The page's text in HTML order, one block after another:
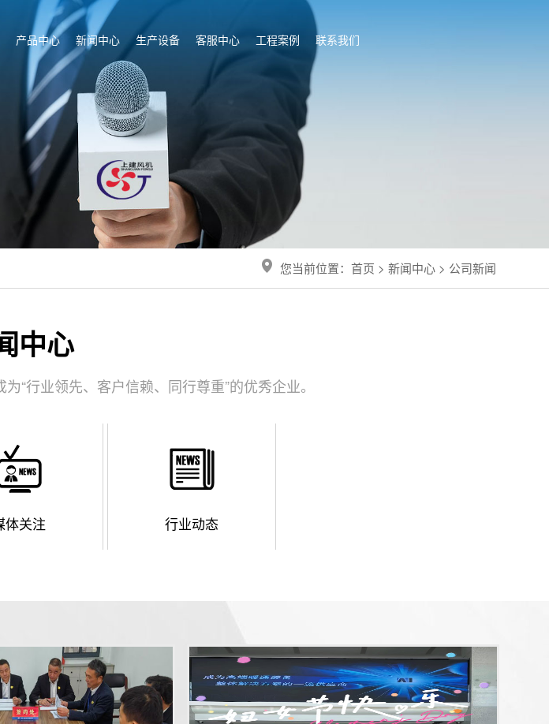
产品中心 新闻中心 生产设备 客服中心 工程案例 联系我们
您当前位置： 首页 > 新闻中心 > 公司新闻
中心
“行业领先、客户信赖、同行尊重”的优秀企业。
体关注 行业动态